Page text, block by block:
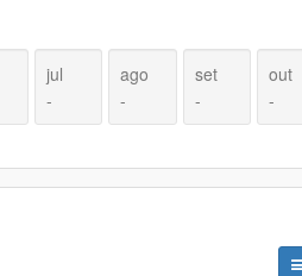
jul
-
ago
-
set
-
out
-